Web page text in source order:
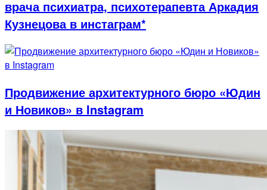
врача психиатра, психотерапевта Аркадия
Кузнецова в инстаграм*
Продвижение архитектурного бюро «Юдин
и Новиков» в Instagram